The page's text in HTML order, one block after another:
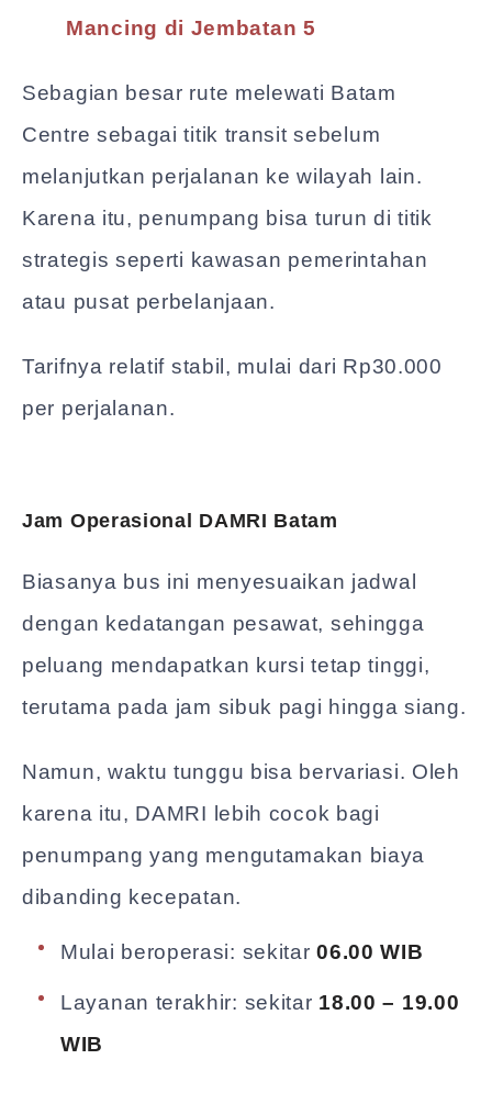
Mancing di Jembatan 5
Sebagian besar rute melewati Batam
Centre sebagai titik transit sebelum
melanjutkan perjalanan ke wilayah lain.
Karena itu, penumpang bisa turun di titik
strategis seperti kawasan pemerintahan
atau pusat perbelanjaan.
Tarifnya relatif stabil, mulai dari Rp30.000
per perjalanan.
Jam Operasional DAMRI Batam
Biasanya bus ini menyesuaikan jadwal
dengan kedatangan pesawat, sehingga
peluang mendapatkan kursi tetap tinggi,
terutama pada jam sibuk pagi hingga siang.
Namun, waktu tunggu bisa bervariasi. Oleh
karena itu, DAMRI lebih cocok bagi
penumpang yang mengutamakan biaya
dibanding kecepatan.
Mulai beroperasi: sekitar06.00 WIB
Layanan terakhir: sekitar 18.00 – 19.00
WIB